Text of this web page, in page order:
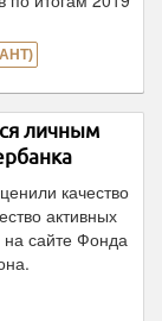
личным
качество
активных
на сайте Фонда